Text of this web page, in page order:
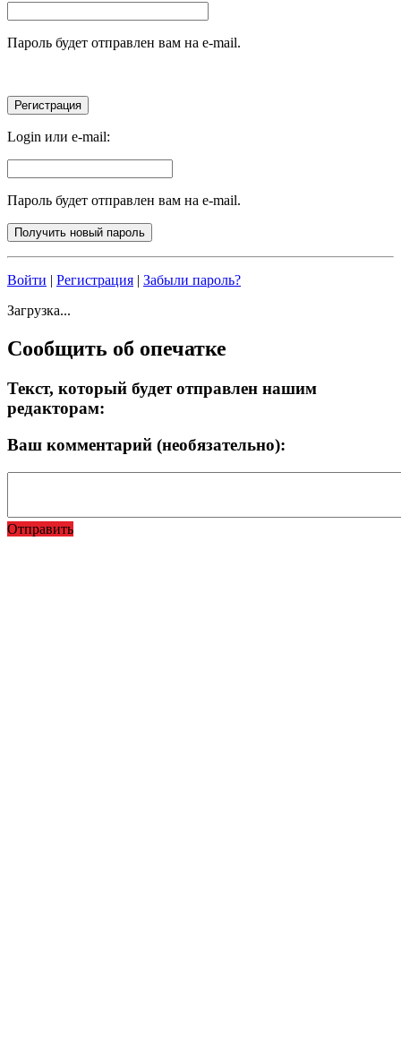
Пароль будет отправлен вам на e-mail.
Login или e-mail:
Пароль будет отправлен вам на e-mail.
Войти | Регистрация | Забыли пароль?
Загрузка...
Сообщить об опечатке
Текст, который будет отправлен нашим
редакторам:
Ваш комментарий (необязательно):
Отправить